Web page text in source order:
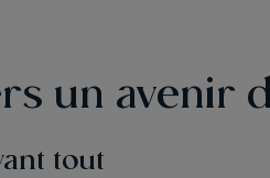
un avenir
tout